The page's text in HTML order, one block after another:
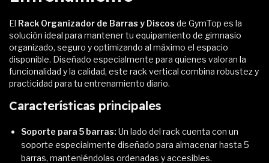
El Rack Organizador de Barras y Discos de GymTop es la
solución ideal para mantener tu equipamiento de gimnasio
organizado, seguro y optimizando al máximo el espacio
disponible. Diseñado especialmente para quienes valoran la
funcionalidad y la calidad, este rack vertical combina robustez y
practicidad para tu entrenamiento diario.
Características principales
Soporte para 5 barras: Un lado del rack cuenta con un
soporte especialmente diseñado para almacenar hasta 5
barras, manteniéndolas ordenadas y accesibles.